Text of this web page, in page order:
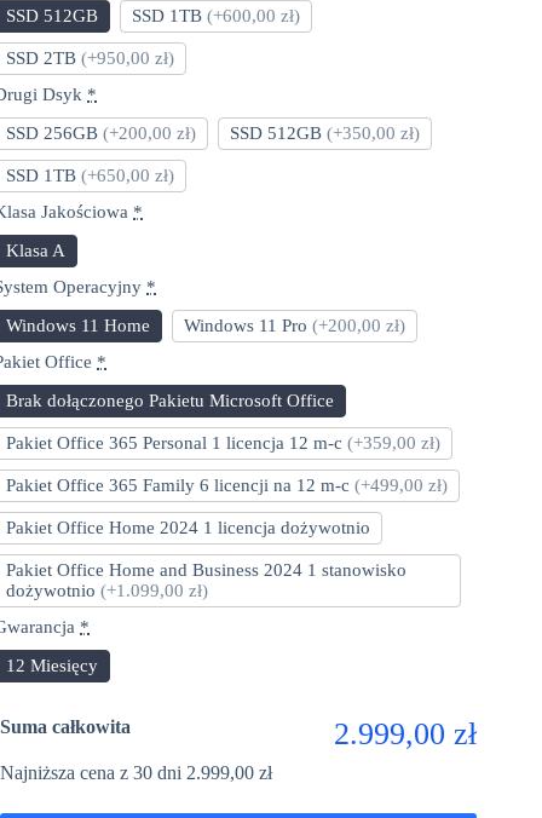
SSD 512GB
SSD 1TB (+600,00 zł)
SSD 2TB (+950,00 zł)
Dsyk *
SSD 256GB (+200,00 zł) SSD 512GB (+350,00 zł)
SSD 1TB (+650,00 zł)
Jakościowa *
Klasa A
Operacyjny *
Windows 11 Home
Windows 11 Pro (+200,00 zł)
Office *
Brak dołączonego Pakietu Microsoft Office
Pakiet Office 365 Personal 1 licencja 12 m-c (+359,00 zł)
Pakiet Office 365 Family 6 licencji na 12 m-c (+499,00 zł)
Pakiet Office Home 2024 1 licencja dożywotnio
Pakiet Office Home and Business 2024 1 stanowisko
dożywotnio (+1.099,00 zł)
*
12 Miesięcy
Suma całkowita 2.999,00 zł
Najniższa cena z 30 dni 2.999,00 zł